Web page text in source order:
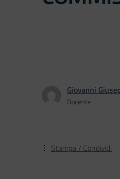
Giovanni
Docente
Stampa / Condividi